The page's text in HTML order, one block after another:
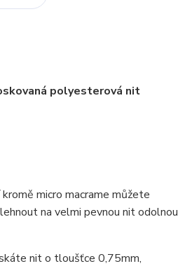
polyesterová nit
micro macrame můžete
na velmi pevnou nit odolnou
nit o tloušťce 0,75mm,